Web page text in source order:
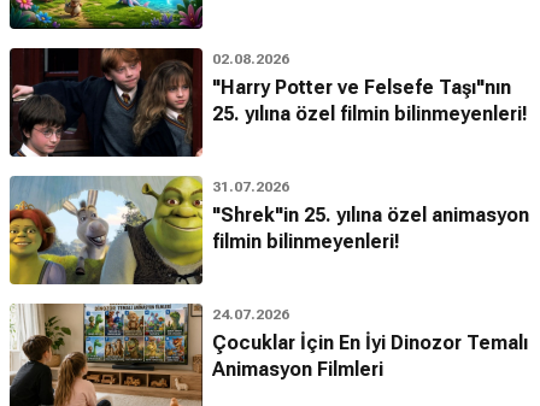
02.08.2026
"Harry Potter ve Felsefe Taşı"nın
25. yılına özel filmin bilinmeyenleri!
31.07.2026
"Shrek"in 25. yılına özel animasyon
filmin bilinmeyenleri!
24.07.2026
Çocuklar İçin En İyi Dinozor Temalı
Animasyon Filmleri